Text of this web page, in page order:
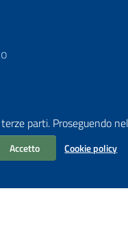
parti. Proseguendo
Accetto Cookie policy